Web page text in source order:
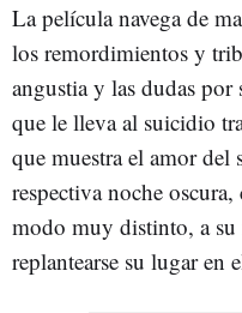
La película navega de
los remordimientos y
angustia y las dudas por
que le lleva al suicidio
que muestra el amor del
respectiva noche
modo muy distinto, a
replantearse su lugar en